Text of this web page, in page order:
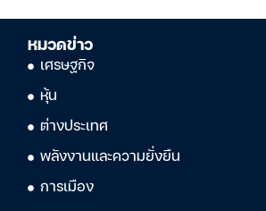
หมวดข่าว
เศรษฐกิจ
หุ้น
ต่างประเทศ
พลังงานและความยั่งยืน
การเมือง